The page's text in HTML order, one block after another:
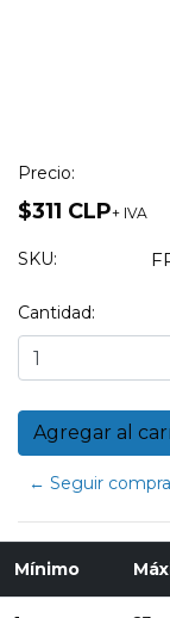
Precio:
$311 CLP+ IVA
SKU:
Cantidad:
← Seguir
Mínimo